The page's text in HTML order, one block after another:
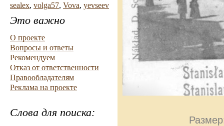
sealex, volga57, Vova, yevseev
Это важно
О проекте
Вопросы и ответы
Рекомендуем
Отказ от ответственности
Правообладателям
Реклама на проекте
Слова для поиска: